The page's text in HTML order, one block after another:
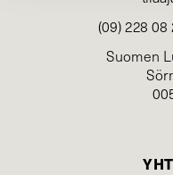
(09) 228
Suomen